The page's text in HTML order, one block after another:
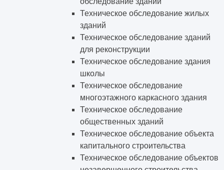
Техническое обследование жилых
зданий
Техническое обследование зданий
для реконструкции
Техническое обследование здания
школы
Техническое обследование
многоэтажного каркасного здания
Техническое обследование
общественных зданий
Техническое обследование объекта
капитального строительства
Техническое обследование объектов